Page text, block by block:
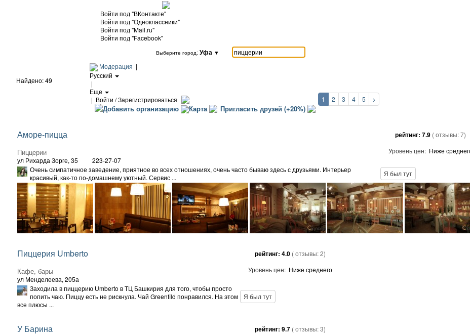
Войти под "ВКонтакте"
Войти под "Одноклассники"
Войти под "Mail.ru"
Войти под "Facebook"
Выберите город: Уфа ▼
Модерация |
Русский
|
Еще
| Войти / Зарегистрироваться
Добавить организацию Карта Пригласить друзей (+20%)
Найдено: 49
1 2 3 4 5 >
Аморе-пицца
Пиццерии
ул Рихарда Зорге, 35 223-27-07
рейтинг: 7.9 ( отзывы:7)
Уровень цен: Ниже
Очень симпатичное заведение, приятное во всех отношениях, очень часто бываю здесь с друзьями. Интерьер
красивый, как-то по-домашнему уютный. Сервис ...
Я был тут
Пиццерия Umberto
Кафе, бары
ул Менделеева, 205а
рейтинг: 4.0 ( отзывы:2)
Уровень цен: Ниже среднего
Заходила в пиццерию Umberto в ТЦ Башкирия для того, чтобы просто
попить чаю. Пиццу есть не рискнула. Чай Greenfild понравился. На этом
все плюсы ...
Я был тут
У Барина рейтинг: 9.7 ( отзывы:3)